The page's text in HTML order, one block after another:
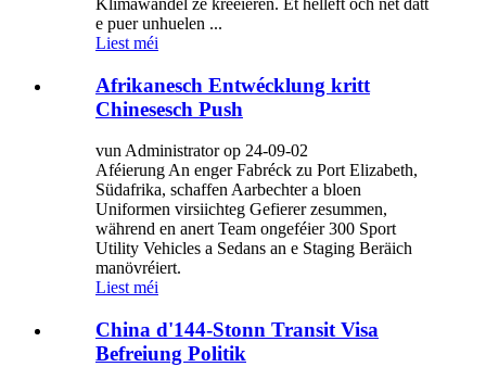
Klimawandel ze kreéieren. Et hëlleft och net datt
e puer unhuelen ...
Liest méi
Afrikanesch Entwécklung kritt
Chinesesch Push
vun Administrator op 24-09-02
Aféierung An enger Fabréck zu Port Elizabeth,
Südafrika, schaffen Aarbechter a bloen
Uniformen virsiichteg Gefierer zesummen,
während en anert Team ongeféier 300 Sport
Utility Vehicles a Sedans an e Staging Beräich
manövréiert.
Liest méi
China d'144-Stonn Transit Visa
Befreiung Politik